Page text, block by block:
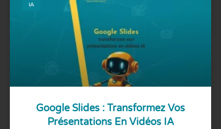
IA
Google Slides : Transformez Vos
Présentations En Vidéos IA